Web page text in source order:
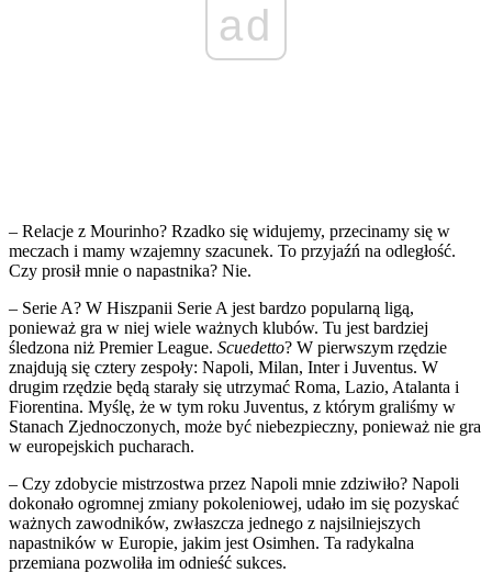
ad
– Relacje z Mourinho? Rzadko się widujemy, przecinamy się w
meczach i mamy wzajemny szacunek. To przyjaźń na odległość.
Czy prosił mnie o napastnika? Nie.
– Serie A? W Hiszpanii Serie A jest bardzo popularną ligą,
ponieważ gra w niej wiele ważnych klubów. Tu jest bardziej
śledzona niż Premier League. Scuedetto? W pierwszym rzędzie
znajdują się cztery zespoły: Napoli, Milan, Inter i Juventus. W
drugim rzędzie będą starały się utrzymać Roma, Lazio, Atalanta i
Fiorentina. Myślę, że w tym roku Juventus, z którym graliśmy w
Stanach Zjednoczonych, może być niebezpieczny, ponieważ nie gra
w europejskich pucharach.
– Czy zdobycie mistrzostwa przez Napoli mnie zdziwiło? Napoli
dokonało ogromnej zmiany pokoleniowej, udało im się pozyskać
ważnych zawodników, zwłaszcza jednego z najsilniejszych
napastników w Europie, jakim jest Osimhen. Ta radykalna
przemiana pozwoliła im odnieść sukces.